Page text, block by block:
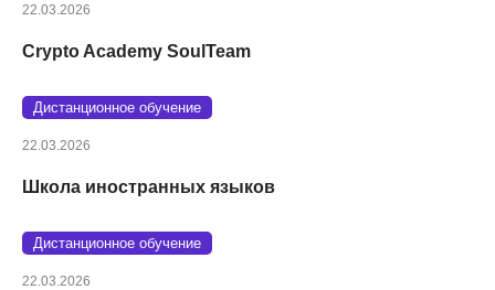
22.03.2026
Crypto Academy SoulTeam
Дистанционное обучение
22.03.2026
Школа иностранных языков
Дистанционное обучение
22.03.2026